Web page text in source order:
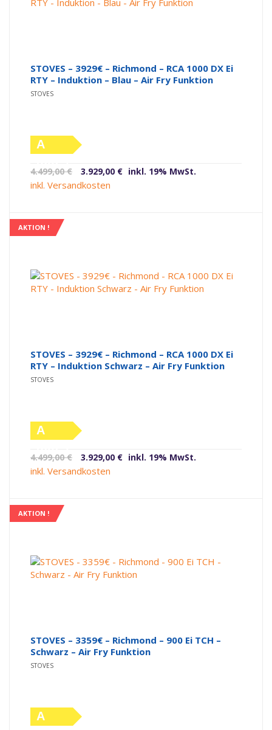
STOVES – 3929€ – Richmond – RCA 1000 DX Ei
RTY – Induktion – Blau – Air Fry Funktion
STOVES
A
Label)
4.499,00€
Ursprünglicher
Preis
3.929,00 € Aktueller
inkl. 19% MwSt.
inkl. Versandkosten
AKTION !
STOVES – 3929€ – Richmond – RCA 1000 DX Ei
RTY – Induktion Schwarz – Air Fry Funktion
STOVES
A
Label)
4.499,00€
Ursprünglicher
Preis
3.929,00 € Aktueller
inkl. 19% MwSt.
inkl. Versandkosten
AKTION !
STOVES – 3359€ – Richmond – 900 Ei TCH –
Schwarz – Air Fry Funktion
STOVES
A